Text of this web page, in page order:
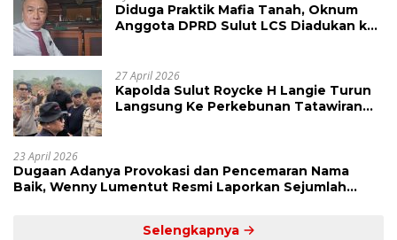
Diduga Praktik Mafia Tanah, Oknum
Anggota DPRD Sulut LCS Diadukan ke
27 April 2026
Kapolda Sulut Roycke H Langie Turun
Langsung Ke Perkebunan Tatawiran
23 April 2026
Dugaan Adanya Provokasi dan Pencemaran Nama
Baik, Wenny Lumentut Resmi Laporkan Sejumlah
Selengkapnya